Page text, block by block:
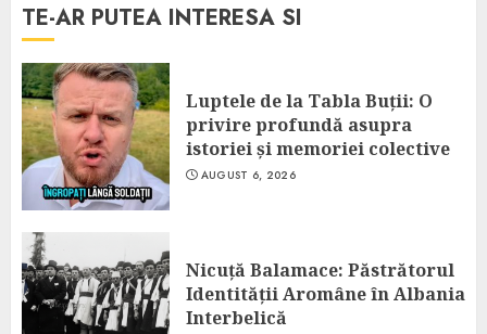
TE-AR PUTEA INTERESA SI
Luptele de la Tabla Buții: O
privire profundă asupra
istoriei și memoriei colective
AUGUST 6, 2026
Nicuță Balamace: Păstrătorul
Identității Aromâne în Albania
Interbelică